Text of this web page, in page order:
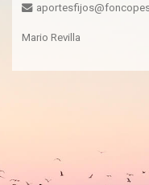
Mario Revilla